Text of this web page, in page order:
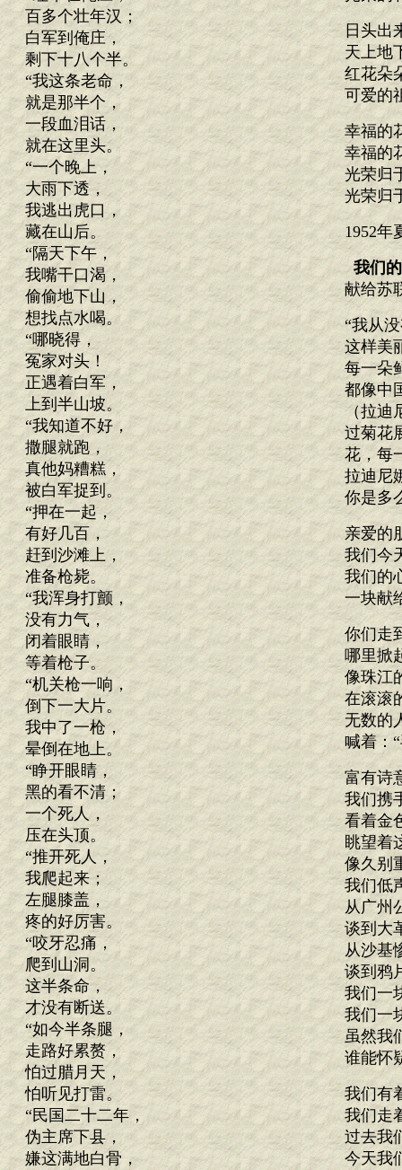
日头出
天上地
红花朵
可爱的
幸福的
幸福的
光荣归
光荣归
1952年
我们
献给苏
“我从
这样美
每一朵
都像中
（拉迪
过菊花
花，每
拉迪尼
你是多
亲爱的
我们今
我们的
一块献
你们走
哪里掀
像珠江
在滚滚
无数的
喊着：
富有诗
我们携
看着金
眺望着
像久别
我们低
从广州
谈到大
从沙基
谈到鸦
我们一
我们一
虽然我
谁能怀
我们有
我们走
过去我
今天我
百多个壮年汉；
白军到俺庄，
剩下十八个半。
“我这条老命，
就是那半个，
一段血泪话，
就在这里头。
“一个晚上，
大雨下透，
我逃出虎口，
藏在山后。
“隔天下午，
我嘴干口渴，
偷偷地下山，
想找点水喝。
“哪晓得，
冤家对头！
正遇着白军，
上到半山坡。
“我知道不好，
撒腿就跑，
真他妈糟糕，
被白军捉到。
“押在一起，
有好几百，
赶到沙滩上，
准备枪毙。
“我浑身打颤，
没有力气，
闭着眼睛，
等着枪子。
“机关枪一响，
倒下一大片。
我中了一枪，
晕倒在地上。
“睁开眼睛，
黑的看不清；
一个死人，
压在头顶。
“推开死人，
我爬起来；
左腿膝盖，
疼的好厉害。
“咬牙忍痛，
爬到山洞。
这半条命，
才没有断送。
“如今半条腿，
走路好累赘，
怕过腊月天，
怕听见打雷。
“民国二十二年，
伪主席下县，
嫌这满地白骨，